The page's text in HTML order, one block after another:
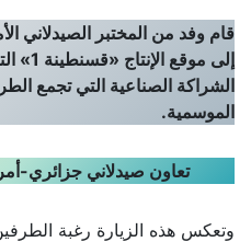
قام وفد من المختبر الصيدلاني
إلى موقع الإنتاج «قسنطينة 1» التابع لمجمع
الشراكة الصناعية التي تجمع
الموسمية.
تعاون صيدلاني جزائري-
وتعكس هذه الزيارة رغبة